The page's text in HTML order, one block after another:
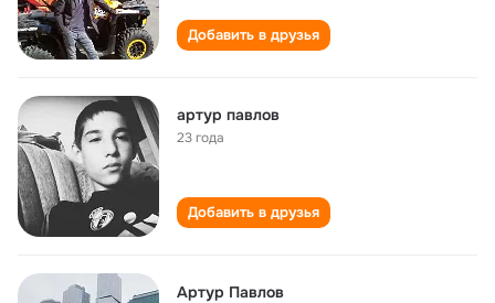
Добавить в друзья
артур павлов
23 года
Добавить в друзья
Артур Павлов